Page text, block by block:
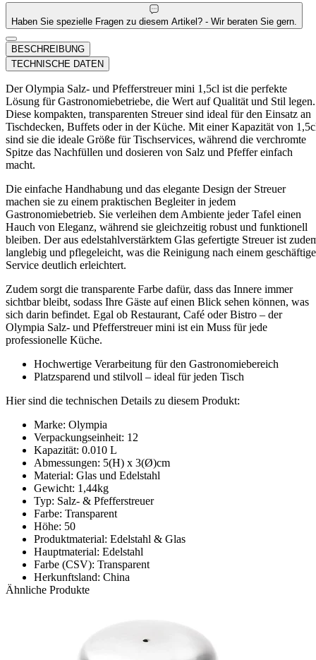
Haben Sie spezielle Fragen zu diesem Artikel? - Wir beraten Sie gern.
BESCHREIBUNG
TECHNISCHE DATEN
Der Olympia Salz- und Pfefferstreuer mini 1,5cl ist die perfekte
Lösung für Gastronomiebetriebe, die Wert auf Qualität und Stil legen.
Diese kompakten, transparenten Streuer sind ideal für den Einsatz an
Tischdecken, Buffets oder in der Küche. Mit einer Kapazität von
sind sie die ideale Größe für Tischservices, während die verchromte
Spitze das Nachfüllen und dosieren von Salz und Pfeffer einfach
macht.
Die einfache Handhabung und das elegante Design der Streuer
machen sie zu einem praktischen Begleiter in jedem
Gastronomiebetrieb. Sie verleihen dem Ambiente jeder Tafel einen
Hauch von Eleganz, während sie gleichzeitig robust und funktionell
bleiben. Der aus edelstahlverstärktem Glas gefertigte Streuer ist
langlebig und pflegeleicht, was die Reinigung nach einem
Service deutlich erleichtert.
Zudem sorgt die transparente Farbe dafür, dass das Innere immer
sichtbar bleibt, sodass Ihre Gäste auf einen Blick sehen können, was
sich darin befindet. Egal ob Restaurant, Café oder Bistro – der
Olympia Salz- und Pfefferstreuer mini ist ein Muss für jede
professionelle Küche.
Hochwertige Verarbeitung für den Gastronomiebereich
Platzsparend und stilvoll – ideal für jeden Tisch
Hier sind die technischen Details zu diesem Produkt:
Marke: Olympia
Verpackungseinheit: 12
Kapazität: 0.010 L
Abmessungen: 5(H) x 3(Ø)cm
Material: Glas und Edelstahl
Gewicht: 1,44kg
Typ: Salz- & Pfefferstreuer
Farbe: Transparent
Höhe: 50
Produktmaterial: Edelstahl & Glas
Hauptmaterial: Edelstahl
Farbe (CSV): Transparent
Herkunftsland: China
Ähnliche Produkte